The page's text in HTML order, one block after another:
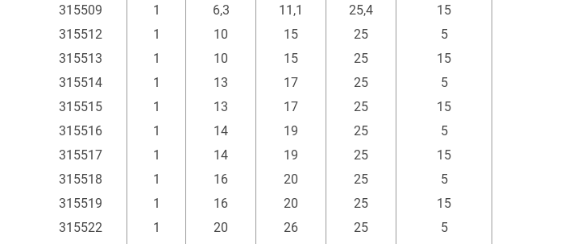
315509
1 6,3 11,1 25,4 15
315512
1 10 15 25 5
315513
1 10 15 25 15
315514
1 13 17 25 5
315515
1 13 17 25 15
315516
1 14 19 25 5
315517
1 14 19 25 15
315518
1 16 20 25 5
315519
1 16 20 25 15
315522
1 20 26 25 5